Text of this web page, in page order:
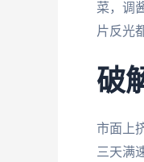
菜，调
片反光
破
市面上
三天满